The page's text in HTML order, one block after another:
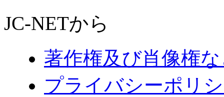
JC-NETから
著作権及び肖像権
プライバシーポリ